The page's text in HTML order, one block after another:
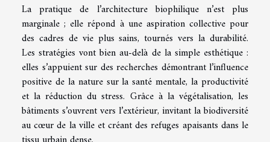
La pratique de l’architecture biophilique n’est plus
marginale ; elle répond à une aspiration collective pour
des cadres de vie plus sains, tournés vers la durabilité.
Les stratégies vont bien au-delà de la simple esthétique :
elles s’appuient sur des recherches démontrant l’influence
positive de la nature sur la santé mentale, la productivité
et la réduction du stress. Grâce à la végétalisation, les
bâtiments s’ouvrent vers l’extérieur, invitant la biodiversité
au cœur de la ville et créant des refuges apaisants dans le